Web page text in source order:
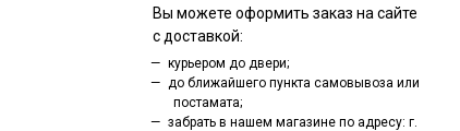
Вы можете оформить заказ на сайте
с доставкой:
курьером до двери;
до ближайшего пункта самовывоза или
постамата;
забрать в нашем магазине по адресу: г.